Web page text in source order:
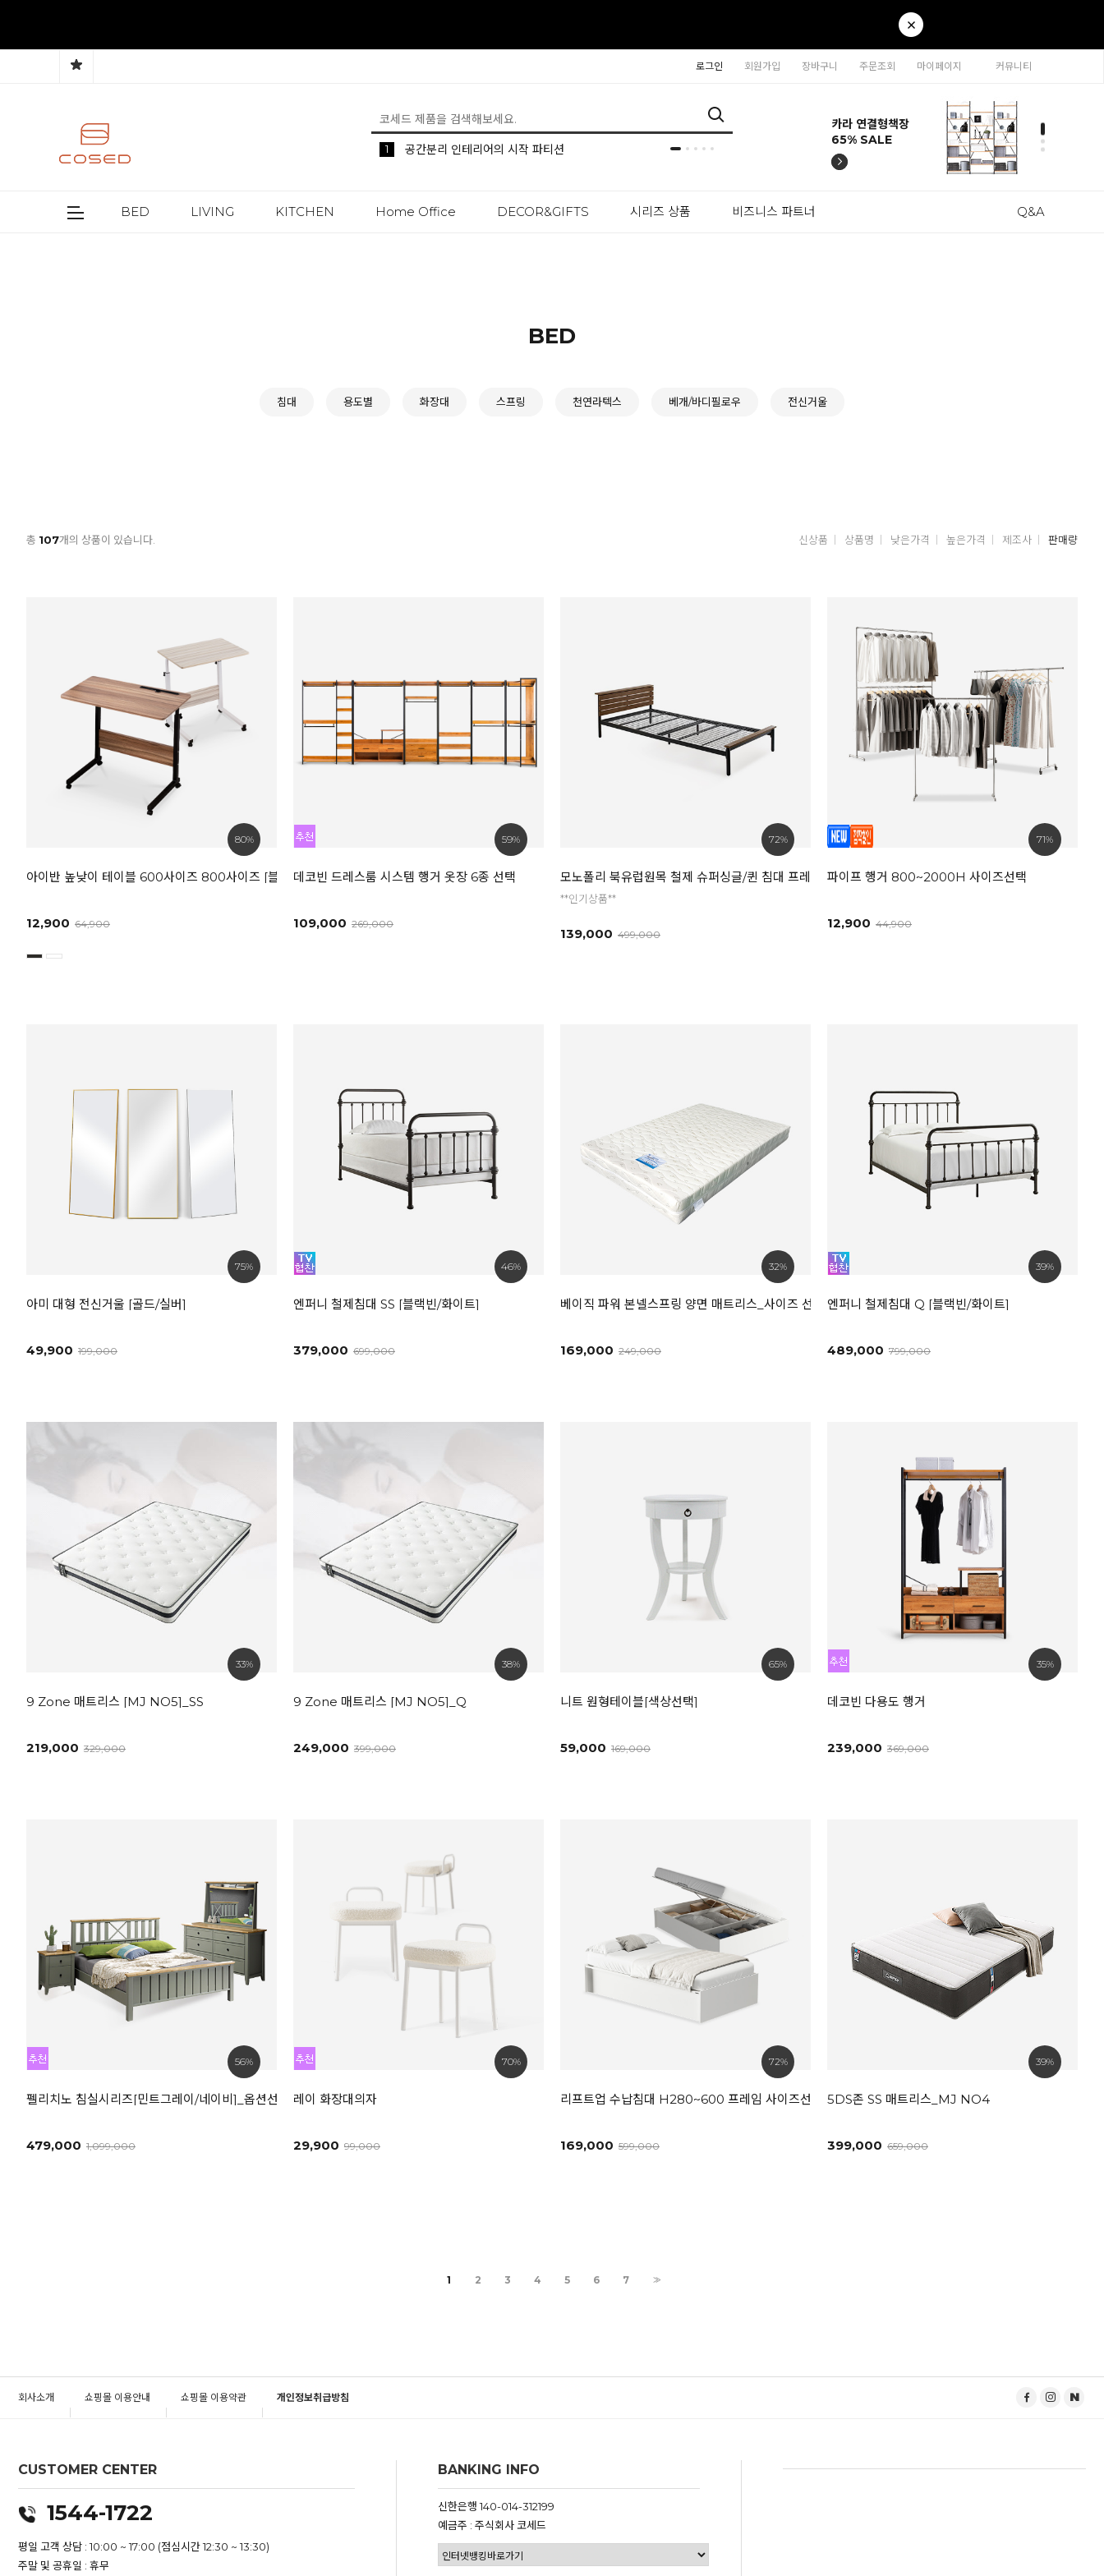
로그인 회원가입 장바구니 주문조회 마이페이지 커뮤니티
5 생활 속 편리한 이동식 사이드 테이블 시리즈
1 공간분리 인테리어의 시작 파티션
2 나만의 높이를 맞춰주는 모션데스크
티나 인테리어의자
57% SALE
카라 연결형책장
65% SALE
이동형 높이조절
테이블 47% SALE
티나 인테리어의자
57% SALE
카라 연결형책장
65% SALE
BED LIVING KITCHEN Home Office DECOR&GIFTS 시리즈 상품 비즈니스 파트너 Q&A
BED
침대 용도별 화장대 스프링 천연라텍스 베개/바디필로우 전신거울
총 107개의 상품이 있습니다. 신상품 상품명 낮은가격 높은가격 제조사 판매량
80%
아이반 높낮이 테이블 600사이즈 800사이즈 [블랙/화이트]
12,900 64,900
59%
데코빈 드레스룸 시스템 행거 옷장 6종 선택
109,000 269,000
72%
모노폴리 북유럽원목 철제 슈퍼싱글/퀸 침대 프레임
**인기상품**
139,000 499,000
71%
파이프 행거 800~2000H 사이즈선택
12,900 44,900
75%
아미 대형 전신거울 [골드/실버]
49,900 199,000
46%
엔퍼니 철제침대 SS [블랙빈/화이트]
379,000 699,000
32%
베이직 파워 본넬스프링 양면 매트리스_사이즈 선택
169,000 249,000
39%
엔퍼니 철제침대 Q [블랙빈/화이트]
489,000 799,000
33%
9 Zone 매트리스 [MJ NO5]_SS
219,000 329,000
38%
9 Zone 매트리스 [MJ NO5]_Q
249,000 399,000
65%
니트 원형테이블[색상선택]
59,000 169,000
35%
데코빈 다용도 행거
239,000 369,000
56%
펠리치노 침실시리즈[민트그레이/네이비]_옵션선택
479,000 1,099,000
70%
레이 화장대의자
29,900 99,000
72%
리프트업 수납침대 H280~600 프레임 사이즈선택
169,000 599,000
39%
5DS존 SS 매트리스_MJ NO4
399,000 659,000
1 2 3 4 5 6 7 >>
회사소개 쇼핑몰 이용안내 쇼핑몰 이용약관 개인정보취급방침
CUSTOMER CENTER
1544-1722
평일 고객 상담 : 10:00 ~ 17:00 (점심시간 12:30 ~ 13:30)
주말 및 공휴일 : 휴무
BANKING INFO
신한은행 140-014-312199
예금주 : 주식회사 코세드